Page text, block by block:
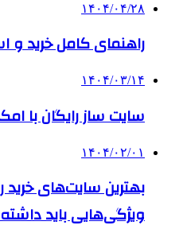
۱۴۰۴/۰۴/۲۸
راهنمای کامل خرید و
۱۴۰۴/۰۳/۱۴
سایت ساز رایگان با
۱۴۰۴/۰۲/۰۱
بهترین سایت‌های خرید
ویژگی‌هایی باید